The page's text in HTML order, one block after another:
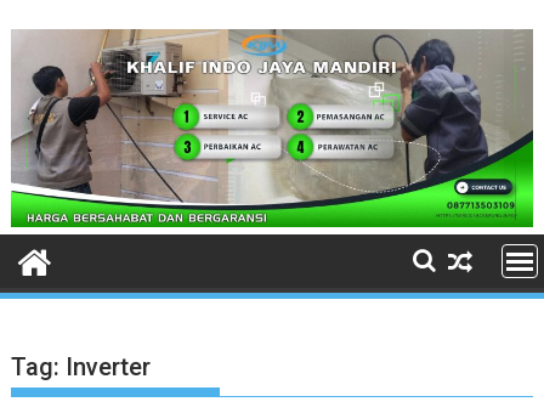
content
Tag: Inverter